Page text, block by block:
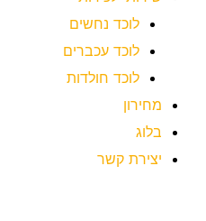
לוכד נחשים
לוכד עכברים
לוכד חולדות
מחירון
בלוג
יצירת קשר